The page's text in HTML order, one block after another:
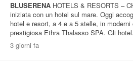
BLUSERENA HOTELS & RESORTS –
iniziata con un hotel sul mare. Oggi
hotel e resort, a 4 e a 5 stelle, in
prestigiosa Ethra Thalasso SPA. Gli
3 giorni fa